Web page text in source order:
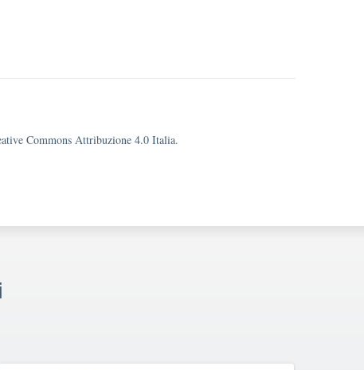
Commons Attribuzione 4.0 Italia.